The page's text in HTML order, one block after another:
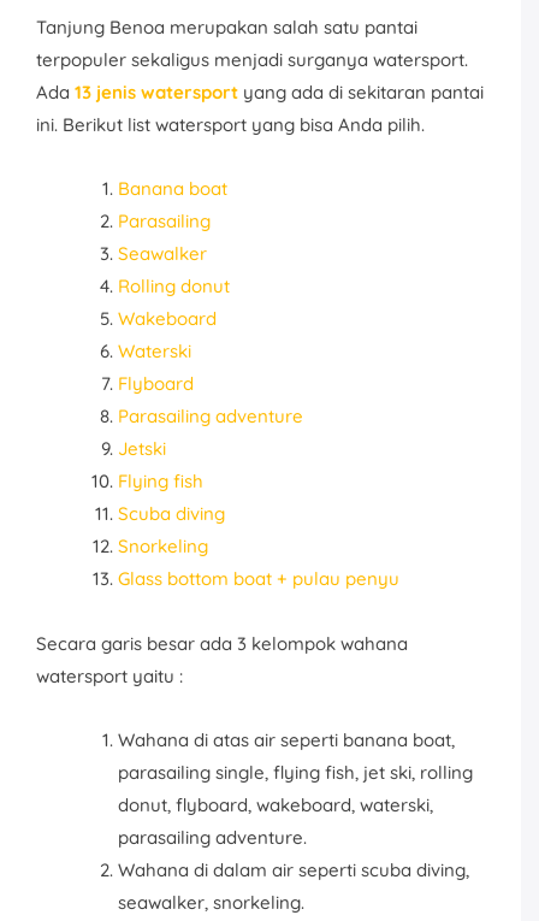
Tanjung Benoa merupakan salah satu pantai
terpopuler sekaligus menjadi surganya watersport.
Ada 13 jenis watersport yang ada di sekitaran pantai
ini. Berikut list watersport yang bisa Anda pilih.
Banana boat
Parasailing
Seawalker
Rolling donut
Wakeboard
Waterski
Flyboard
Parasailing adventure
Jetski
Flying fish
Scuba diving
Snorkeling
Glass bottom boat + pulau penyu
Secara garis besar ada 3 kelompok wahana
watersport yaitu :
Wahana di atas air seperti banana boat,
parasailing single, flying fish, jet ski, rolling
donut, flyboard, wakeboard, waterski,
parasailing adventure.
Wahana di dalam air seperti scuba diving,
seawalker, snorkeling.